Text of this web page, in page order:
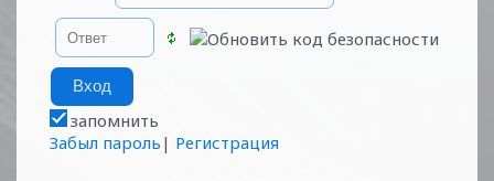
запомнить
Забыл пароль | Регистрация